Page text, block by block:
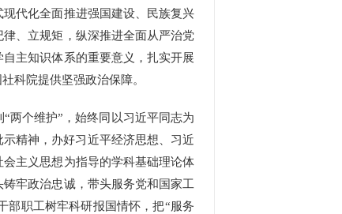
代化全面推进强国建设、民族复兴
、立规矩，纵深推进全面从严治党
主知识体系的重要意义，扎实开展
科院提供坚强政治保障。
两个维护”，始终同以习近平同志为
精神，办好习近平经济思想、习近
会主义思想为指导的学科基础理论体
牢政治忠诚，带头服务党和国家工
部职工树牢科研报国情怀，把“ 服务